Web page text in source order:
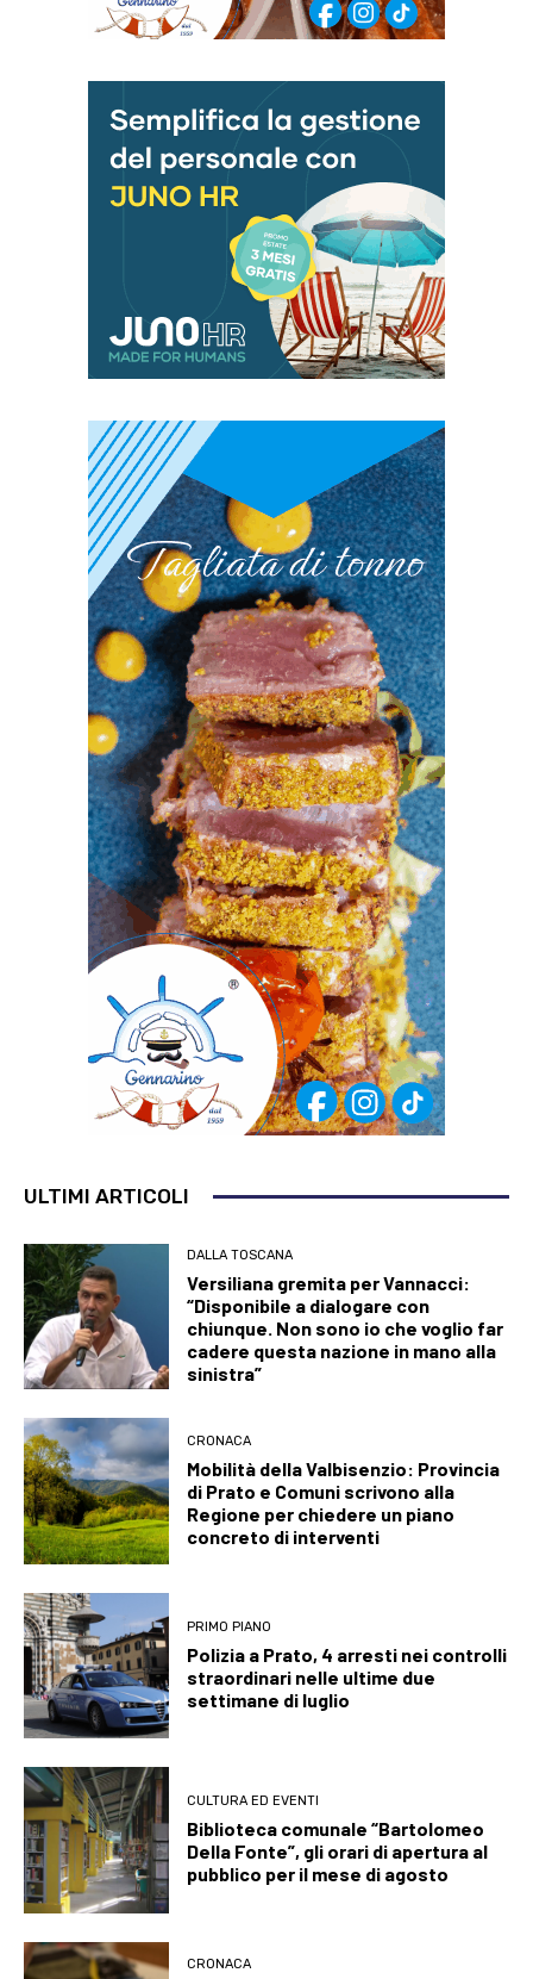
ULTIMI ARTICOLI
DALLA TOSCANA
Versiliana gremita per Vannacci:
“Disponibile a dialogare con
chiunque. Non sono io che voglio far
cadere questa nazione in mano alla
sinistra”
CRONACA
Mobilità della Valbisenzio: Provincia
di Prato e Comuni scrivono alla
Regione per chiedere un piano
concreto di interventi
PRIMO PIANO
Polizia a Prato, 4 arresti nei controlli
straordinari nelle ultime due
settimane di luglio
CULTURA ED EVENTI
Biblioteca comunale “Bartolomeo
Della Fonte”, gli orari di apertura al
pubblico per il mese di agosto
CRONACA